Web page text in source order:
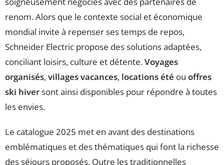
renom. Alors que le contexte social et économique
mondial invite à repenser ses temps de repos,
Schneider Electric propose des solutions adaptées,
conciliant loisirs, culture et détente.Voyages
organisés, villages vacances, locations été ou offres
ski hiversont ainsi disponibles pour répondre à toutes
les envies.
Le catalogue 2025 met en avant des destinations
emblématiques et des thématiques qui font la richesse
des séjours proposés. Outre les traditionnelles